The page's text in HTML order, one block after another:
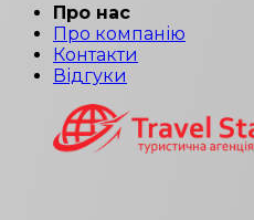
Про нас
Про компанію
Контакти
Відгуки